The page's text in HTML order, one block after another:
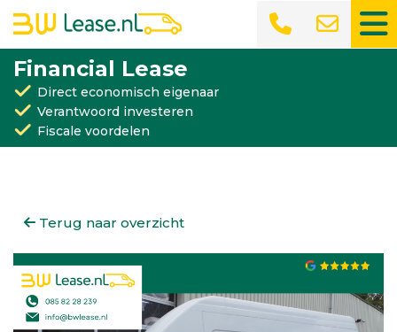
Financial Lease
Direct economisch eigenaar
Verantwoord investeren
Fiscale voordelen
Terug naar overzicht